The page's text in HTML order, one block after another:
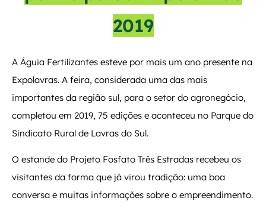
2019
A Águia Fertilizantes esteve por mais um ano presente na
Expolavras. A feira, considerada uma das mais
importantes da região sul, para o setor do agronegócio,
completou em 2019, 75 edições e aconteceu no Parque do
Sindicato Rural de Lavras do Sul.
O estande do Projeto Fosfato Três Estradas recebeu os
visitantes da forma que já virou tradição: uma boa
conversa e muitas informações sobre o empreendimento.